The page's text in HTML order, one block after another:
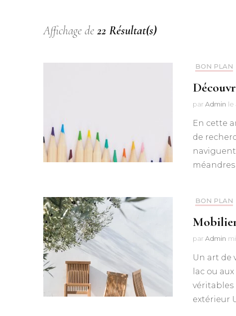
Affichage de 22 Résultat(s)
BON PLAN
par Admin le
En cette
de
BON PLAN
par Admin
Un art de
lac ou
véritables
extérieur